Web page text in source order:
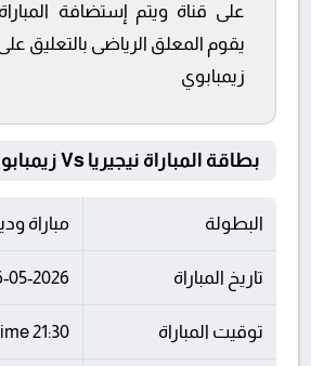
على قناة ويتم إستضافة
يقوم المعلق الرياضى بالتعليق على
زيمبابوي
بطاقة المباراة نيجيريا Vs زيمبابوي
البطولة مباراة
تاريخ المباراة 05-2026
توقيت المباراة 21:30 Time